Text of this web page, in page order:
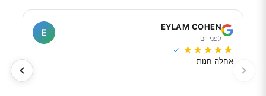
EYLAM COHEN
לפני יום
E
★
★
★
★
★
✓
אחלה חנות